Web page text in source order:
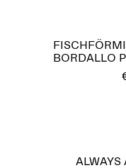
BORDALLO
ALWAYS